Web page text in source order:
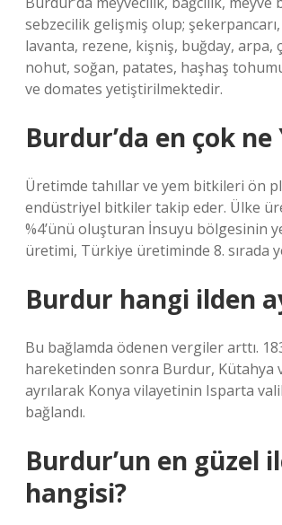
sebzecilik gelişmiş olup;
lavanta, rezene, kişniş, buğday, arpa,
nohut, soğan, patates, haşhaş
ve domates yetiştirilmektedir.
Burdur’da en çok ne
Üretimde tahıllar ve yem bitkileri ön
endüstriyel bitkiler takip eder. Ülke
%4’ünü oluşturan İnsuyu bölgesinin
üretimi, Türkiye üretiminde 8. sırada
Burdur hangi ilden
Bu bağlamda ödenen vergiler arttı.
hareketinden sonra Burdur, Kütahya
ayrılarak Konya vilayetinin Isparta
bağlandı.
Burdur’un en güzel
hangisi?